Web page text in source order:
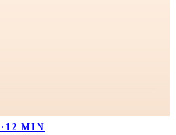
· 12 MIN